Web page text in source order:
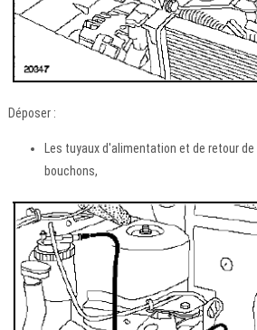
Déposer :
Les tuyaux d'alimentation et de retour
bouchons,